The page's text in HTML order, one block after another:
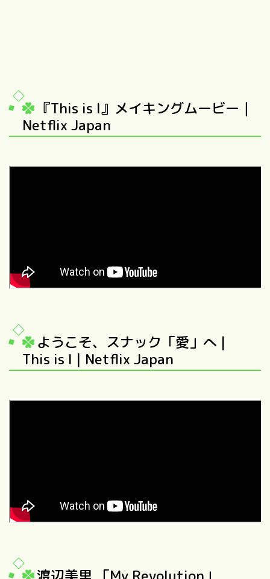
『This is I』メイキングムービー｜
Netflix Japan
ようこそ、スナック「愛」へ |
This is I | Netflix Japan